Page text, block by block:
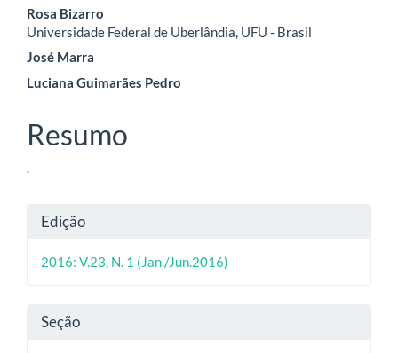
Conteúdo
do
artigo
Rosa Bizarro
Universidade Federal de Uberlândia, UFU - Brasil
José Marra
Luciana Guimarães Pedro
Resumo
.
Detalhes
do
Edição
2016: V.23, N. 1 (Jan./Jun.2016)
Seção